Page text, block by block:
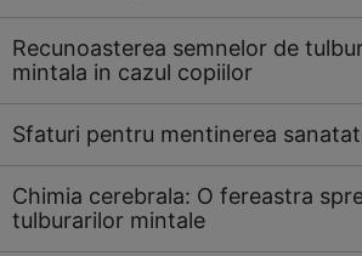
Recunoasterea semnelor de
mintala in cazul copiilor
Sfaturi pentru mentinerea
Chimia cerebrala: O fereastra
tulburarilor mintale